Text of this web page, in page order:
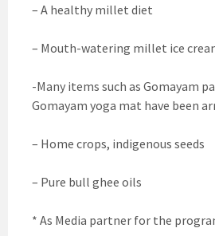
– A healthy millet diet
– Mouth-watering millet ice
-Many items such as Gomayam
Gomayam yoga mat have been
– Home crops, indigenous seeds
– Pure bull ghee oils
* As Media partner for the